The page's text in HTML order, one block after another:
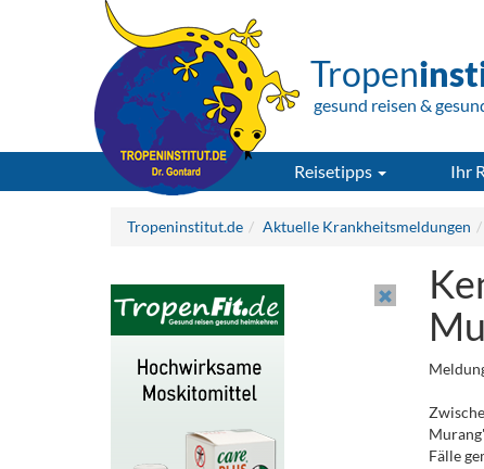
Tropen
gesund reisen &
Reisetipps Ihr
Tropeninstitut.de Aktuelle Krankheitsmeldungen
Fälle